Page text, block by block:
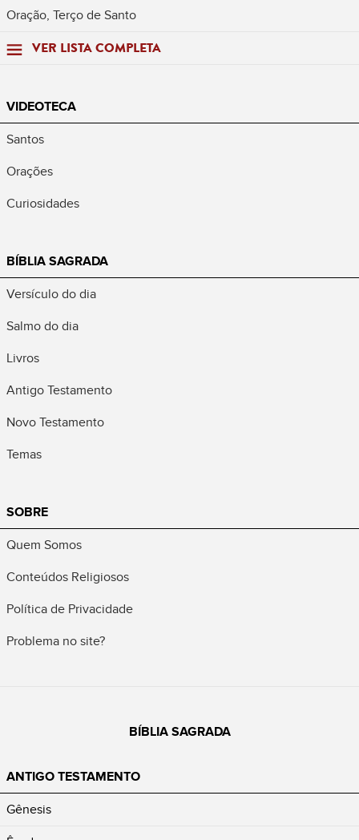
Oração, Terço de Santo
VER LISTA COMPLETA
VIDEOTECA
Santos
Orações
Curiosidades
BÍBLIA SAGRADA
Versículo do dia
Salmo do dia
Livros
Antigo Testamento
Novo Testamento
Temas
SOBRE
Quem Somos
Conteúdos Religiosos
Política de Privacidade
Problema no site?
BÍBLIA SAGRADA
ANTIGO TESTAMENTO
Gênesis